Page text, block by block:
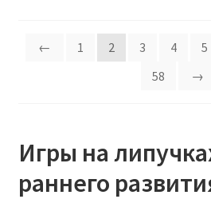
←
1 2 3 4 5
58
→
Игры на
раннего